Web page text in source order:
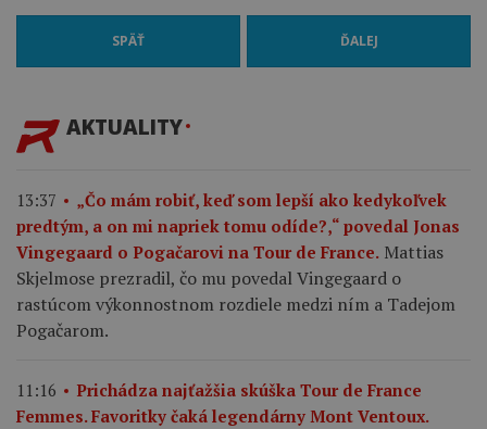
SPÄŤ ĎALEJ
AKTUALITY
13:37
„Čo mám robiť, keď som lepší ako kedykoľvek
predtým, a on mi napriek tomu odíde?,“ povedal Jonas
Vingegaard o Pogačarovi na Tour de France. Mattias
Skjelmose prezradil, čo mu povedal Vingegaard o
rastúcom výkonnostnom rozdiele medzi ním a Tadejom
Pogačarom.
11:16
Prichádza najťažšia skúška Tour de France
Femmes. Favoritky čaká legendárny Mont Ventoux.